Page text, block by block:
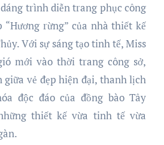
trình diễn trang phục công
“Hương rừng” của nhà thiết kế
Với sự sáng tạo tinh tế, Miss
mới vào thời trang công sở,
giữa vẻ đẹp hiện đại, thanh lịch
độc đáo của đồng bào Tây
thiết kế vừa tinh tế vừa